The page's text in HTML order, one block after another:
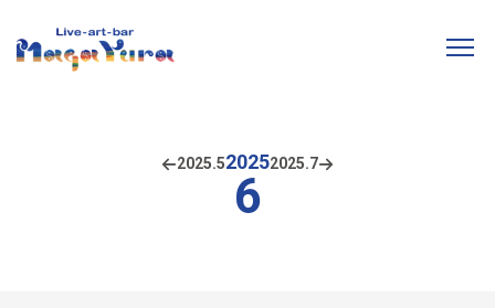
2025.52025
6
2025.7